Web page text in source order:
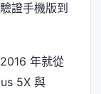
證手機版到
年就從
5X 與